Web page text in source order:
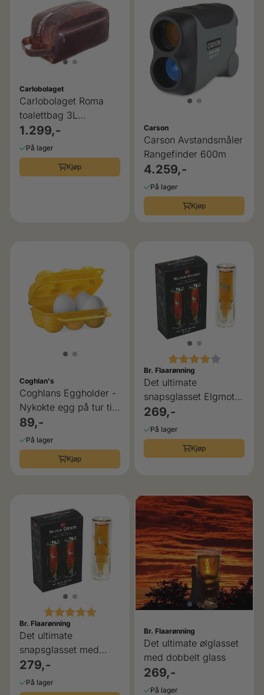
Carlobolaget
Carlobolaget Roma
toalettbag 3L
høykvalitets skinn
1.299,-
På lager
Kjøp
Carson
Carson Avstandsmåler
Rangefinder 600m
4.259,-
På lager
Kjøp
Coghlan's
Coghlans Eggholder -
Nykokte egg på tur til
frokost
89,-
På lager
Kjøp
Karakter:
Br. Flaarønning
Det ultimate
snapsglasset Elgmotiv
til jegeren
269,-
På lager
Kjøp
Karakter: 5.0 av 5 mulige
Br. Flaarønning
Det ultimate
snapsglasset med
Hjort motiv
279,-
På lager
Br. Flaarønning
Det ultimate ølglasset
med dobbelt glass
269,-
På lager